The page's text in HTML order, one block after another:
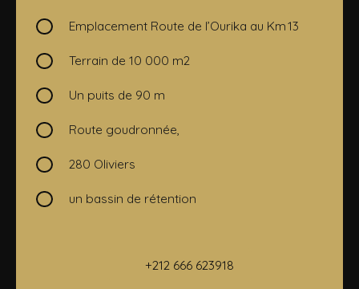
Emplacement Route de l’Ourika au Km 13
Terrain de 10 000 m2
Un puits de 90 m
Route goudronnée,
280 Oliviers
un bassin de rétention
+212 666 623918